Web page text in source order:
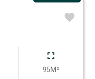
95M²